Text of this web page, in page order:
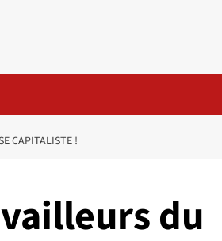
CAPITALISTE !
du